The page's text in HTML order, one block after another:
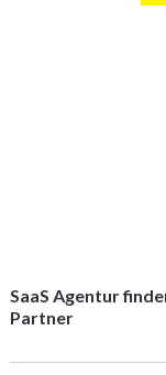
SaaS Agentur
Partner